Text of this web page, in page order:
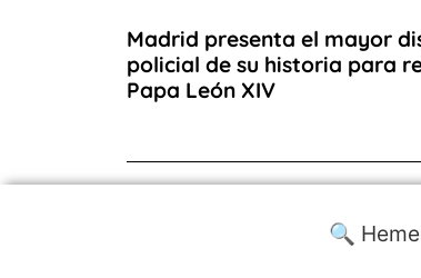
Madrid presenta el mayor
policial de su historia para
Papa León XIV
🔍